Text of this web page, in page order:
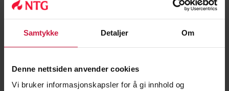
Samtykke Detaljer Om
Denne nettsiden anvender cookies
Vi bruker informasjonskapsler for å gi innhold og